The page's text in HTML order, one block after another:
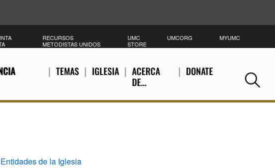
TEMAS IGLESIA
ACERCA
DE…
DONATE
RECURSOS
METODISTAS UNIDOS
UMC
STORE
UMCORG MYUMC
Entidades de la Iglesia